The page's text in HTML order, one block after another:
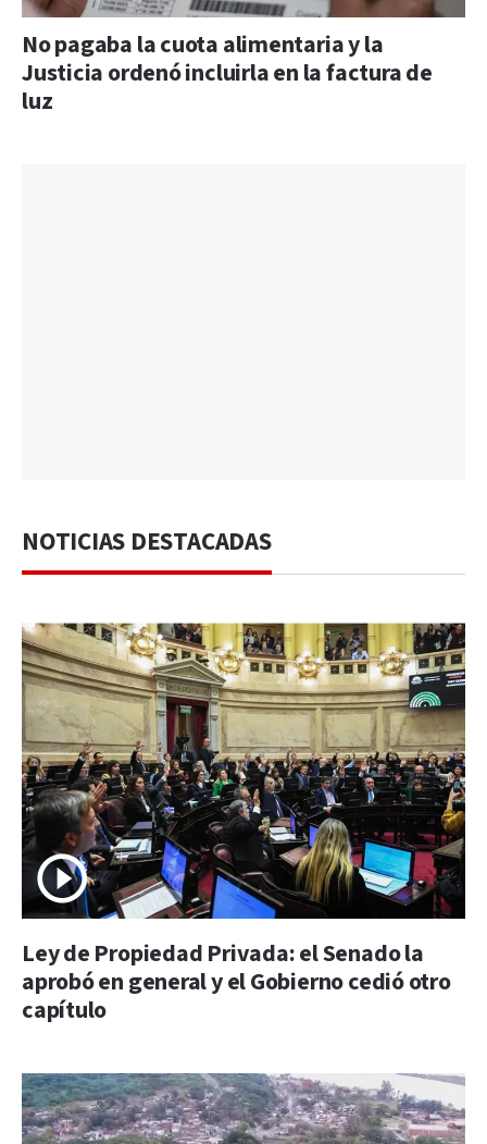
No pagaba la cuota alimentaria y la
Justicia ordenó incluirla en la factura de
luz
NOTICIAS DESTACADAS
Ley de Propiedad Privada: el Senado la
aprobó en general y el Gobierno cedió otro
capítulo